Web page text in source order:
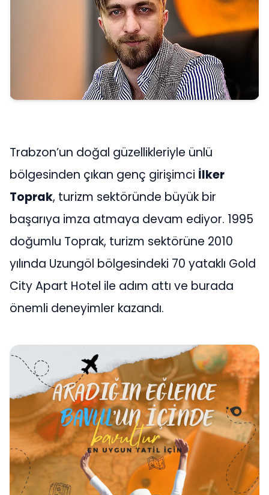
Trabzon’un doğal güzellikleriyle ünlü
bölgesinden çıkan genç girişimci İlker
Toprak, turizm sektöründe büyük bir
başarıya imza atmaya devam ediyor. 1995
doğumlu Toprak, turizm sektörüne 2010
yılında Uzungöl bölgesindeki 70 yataklı Gold
City Apart Hotel ile adım attı ve burada
önemli deneyimler kazandı.